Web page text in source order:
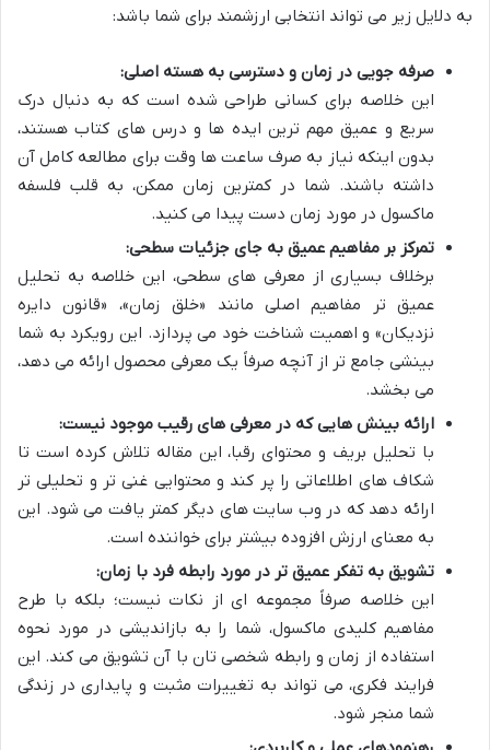
به دلایل زیر می تواند انتخابی ارزشمند برای شما باشد:
صرفه جویی در زمان و دسترسی به هسته اصلی:
این خلاصه برای کسانی طراحی شده است که به دنبال درک
سریع و عمیق مهم ترین ایده ها و درس های کتاب هستند،
بدون اینکه نیاز به صرف ساعت ها وقت برای مطالعه کامل آن
داشته باشند. شما در کمترین زمان ممکن، به قلب فلسفه
ماکسول در مورد زمان دست پیدا می کنید.
تمرکز بر مفاهیم عمیق به جای جزئیات سطحی:
برخلاف بسیاری از معرفی های سطحی، این خلاصه به تحلیل
عمیق تر مفاهیم اصلی مانند «خلق زمان»، «قانون دایره
نزدیکان» و اهمیت شناخت خود می پردازد. این رویکرد به شما
بینشی جامع تر از آنچه صرفاً یک معرفی محصول ارائه می دهد،
می بخشد.
ارائه بینش هایی که در معرفی های رقیب موجود نیست:
با تحلیل بریف و محتوای رقبا، این مقاله تلاش کرده است تا
شکاف های اطلاعاتی را پر کند و محتوایی غنی تر و تحلیلی تر
ارائه دهد که در وب سایت های دیگر کمتر یافت می شود. این
به معنای ارزش افزوده بیشتر برای خواننده است.
تشویق به تفکر عمیق تر در مورد رابطه فرد با زمان:
این خلاصه صرفاً مجموعه ای از نکات نیست؛ بلکه با طرح
مفاهیم کلیدی ماکسول، شما را به بازاندیشی در مورد نحوه
استفاده از زمان و رابطه شخصی تان با آن تشویق می کند. این
فرایند فکری، می تواند به تغییرات مثبت و پایداری در زندگی
شما منجر شود.